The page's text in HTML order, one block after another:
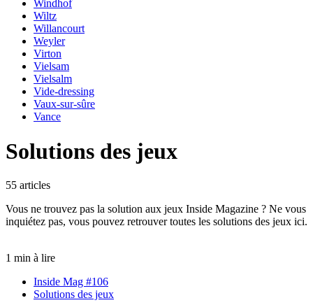
Windhof
Wiltz
Willancourt
Weyler
Virton
Vielsam
Vielsalm
Vide-dressing
Vaux-sur-sûre
Vance
Solutions des jeux
55 articles
Vous ne trouvez pas la solution aux jeux Inside Magazine ? Ne vous
inquiétez pas, vous pouvez retrouver toutes les solutions des jeux ici.
1 min à lire
Inside Mag #106
Solutions des jeux